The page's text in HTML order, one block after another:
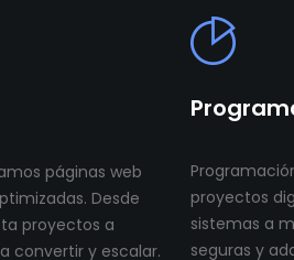
páginas web
Desde
proyectos a
convertir y escalar.
proyectos
sistemas a
seguras y